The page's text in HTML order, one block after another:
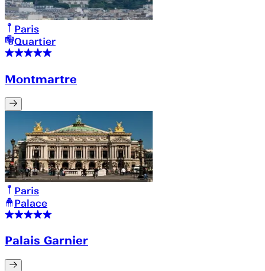
Paris
Quartier
Montmartre
Paris
Palace
Palais Garnier